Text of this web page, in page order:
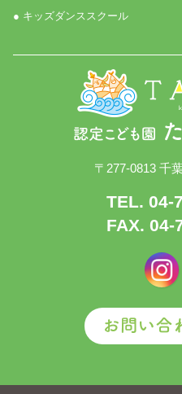
● キッズダンススクール
〒277-0813 千
TEL. 04-
FAX. 04-